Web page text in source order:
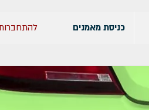
כניסת מאמנים